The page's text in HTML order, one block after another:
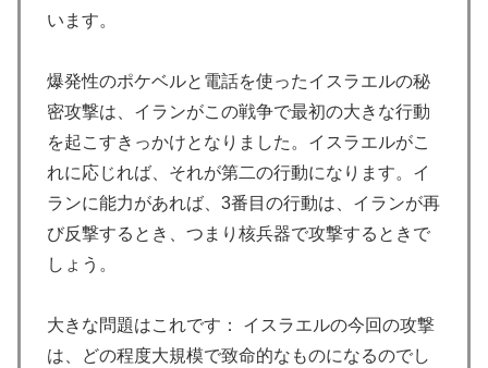
います。
爆発性のポケベルと電話を使ったイスラエルの秘
密攻撃は、イランがこの戦争で最初の大きな行動
を起こすきっかけとなりました。イスラエルがこ
れに応じれば、それが第二の行動になります。イ
ランに能力があれば、3番目の行動は、イランが再
び反撃するとき、つまり核兵器で攻撃するときで
しょう。
大きな問題はこれです： イスラエルの今回の攻撃
は、どの程度大規模で致命的なものになるのでし